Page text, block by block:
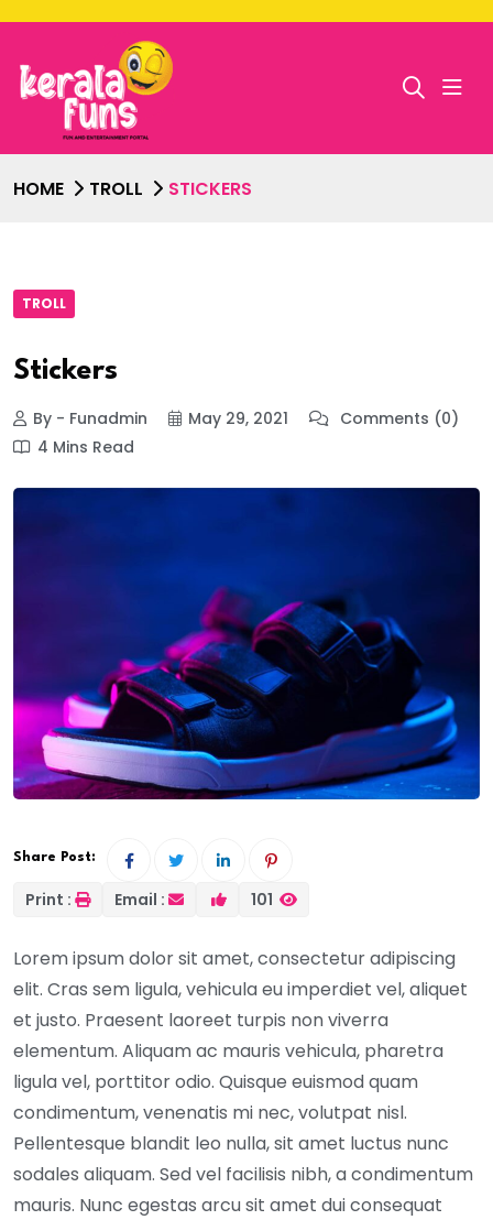
HOME TROLL STICKERS
TROLL
Stickers
By - Funadmin May 29, 2021
Comments (0)
4 Mins Read
Share Post:
Print : Email : 101
Lorem ipsum dolor sit amet, consectetur adipiscing
elit. Cras sem ligula, vehicula eu imperdiet vel, aliquet
et justo. Praesent laoreet turpis non viverra
elementum. Aliquam ac mauris vehicula, pharetra
ligula vel, porttitor odio. Quisque euismod quam
condimentum, venenatis mi nec, volutpat nisl.
Pellentesque blandit leo nulla, sit amet luctus nunc
sodales aliquam. Sed vel facilisis nibh, a condimentum
mauris. Nunc egestas arcu sit amet dui consequat